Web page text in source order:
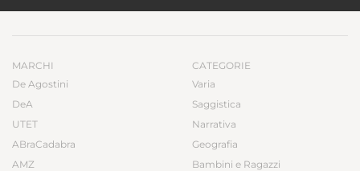
MARCHI
De Agostini
DeA
UTET
ABraCadabra
AMZ
CATEGORIE
Varia
Saggistica
Narrativa
Geografia
Bambini e Ragazzi